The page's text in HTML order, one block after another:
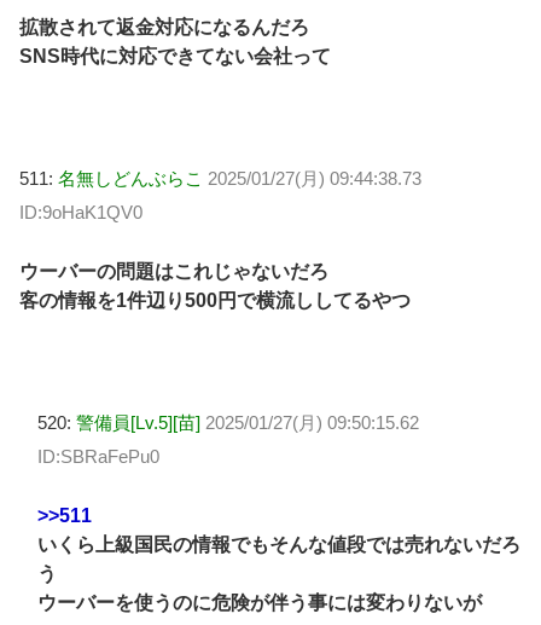
拡散されて返金対応になるんだろ
SNS時代に対応できてない会社って
511: 名無しどんぶらこ 2025/01/27(月) 09:44:38.73
ID:9oHaK1QV0
ウーバーの問題はこれじゃないだろ
客の情報を1件辺り500円で横流ししてるやつ
520: 警備員[Lv.5][苗] 2025/01/27(月) 09:50:15.62
ID:SBRaFePu0
>>511
いくら上級国民の情報でもそんな値段では売れないだろ
う
ウーバーを使うのに危険が伴う事には変わりないが